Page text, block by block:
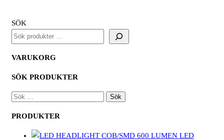
SÖK
VARUKORG
SÖK PRODUKTER
SÖK
PRODUKTER
LED